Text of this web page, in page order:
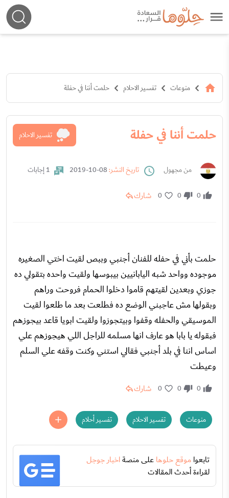
منوعات تفسير الاحلام حلمت أننا في حفلة
حلمت أننا في حفلة تفسير الاحلام
من مجهول تاريخ النشر: 1 إجابات
0
0
0 شارك
حلمت بأني في حفله للفنان أجنبي وببص لقيت اختي الصغيره
موجوده وواحد شبه اليابانيين بيبوسها ولقيت واحده بتقولي ده
جوزي وبعدين لقيتهم قاموا دخلوا الحمام فروحت وراهم
وبقولها مش عاجبني الوضع ده فطلعت بعد ما طلعوا لقيت
الموسيقي والحفله وقفوا وبيتجوزوا ولقيت ابويا قاعد بيجوزهم
فبقوله يا بابا هو عارف انها مسلمه للراجل اللي هيجوزهم علي
اساس اننا في بلد أجنبي فقالي استني وكنت وقفه علي السلم
وعيطت
0
0
0 شارك
منوعات تفسير الاحلام تفسير أحلام
تابعواموقع حلوهاعلى منصةاخبار جوجل
لقراءة أحدث المقالات